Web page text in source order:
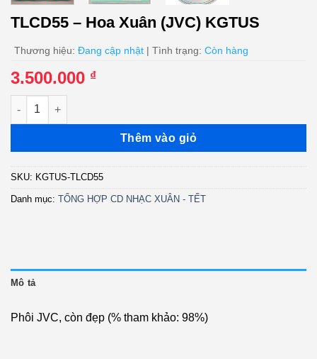
TLCD55 – Hoa Xuân (JVC) KGTUS
Thương hiệu: Đang cập nhật | Tình trạng: Còn hàng
3.500.000 ₫
TLCD55 - Hoa Xuân (JVC) KGTUS số lượng
Thêm vào giỏ
SKU: KGTUS-TLCD55
Danh mục: TỔNG HỢP CD NHẠC XUÂN - TẾT
Mô tả
Phôi JVC, còn đẹp (% tham khảo: 98%)